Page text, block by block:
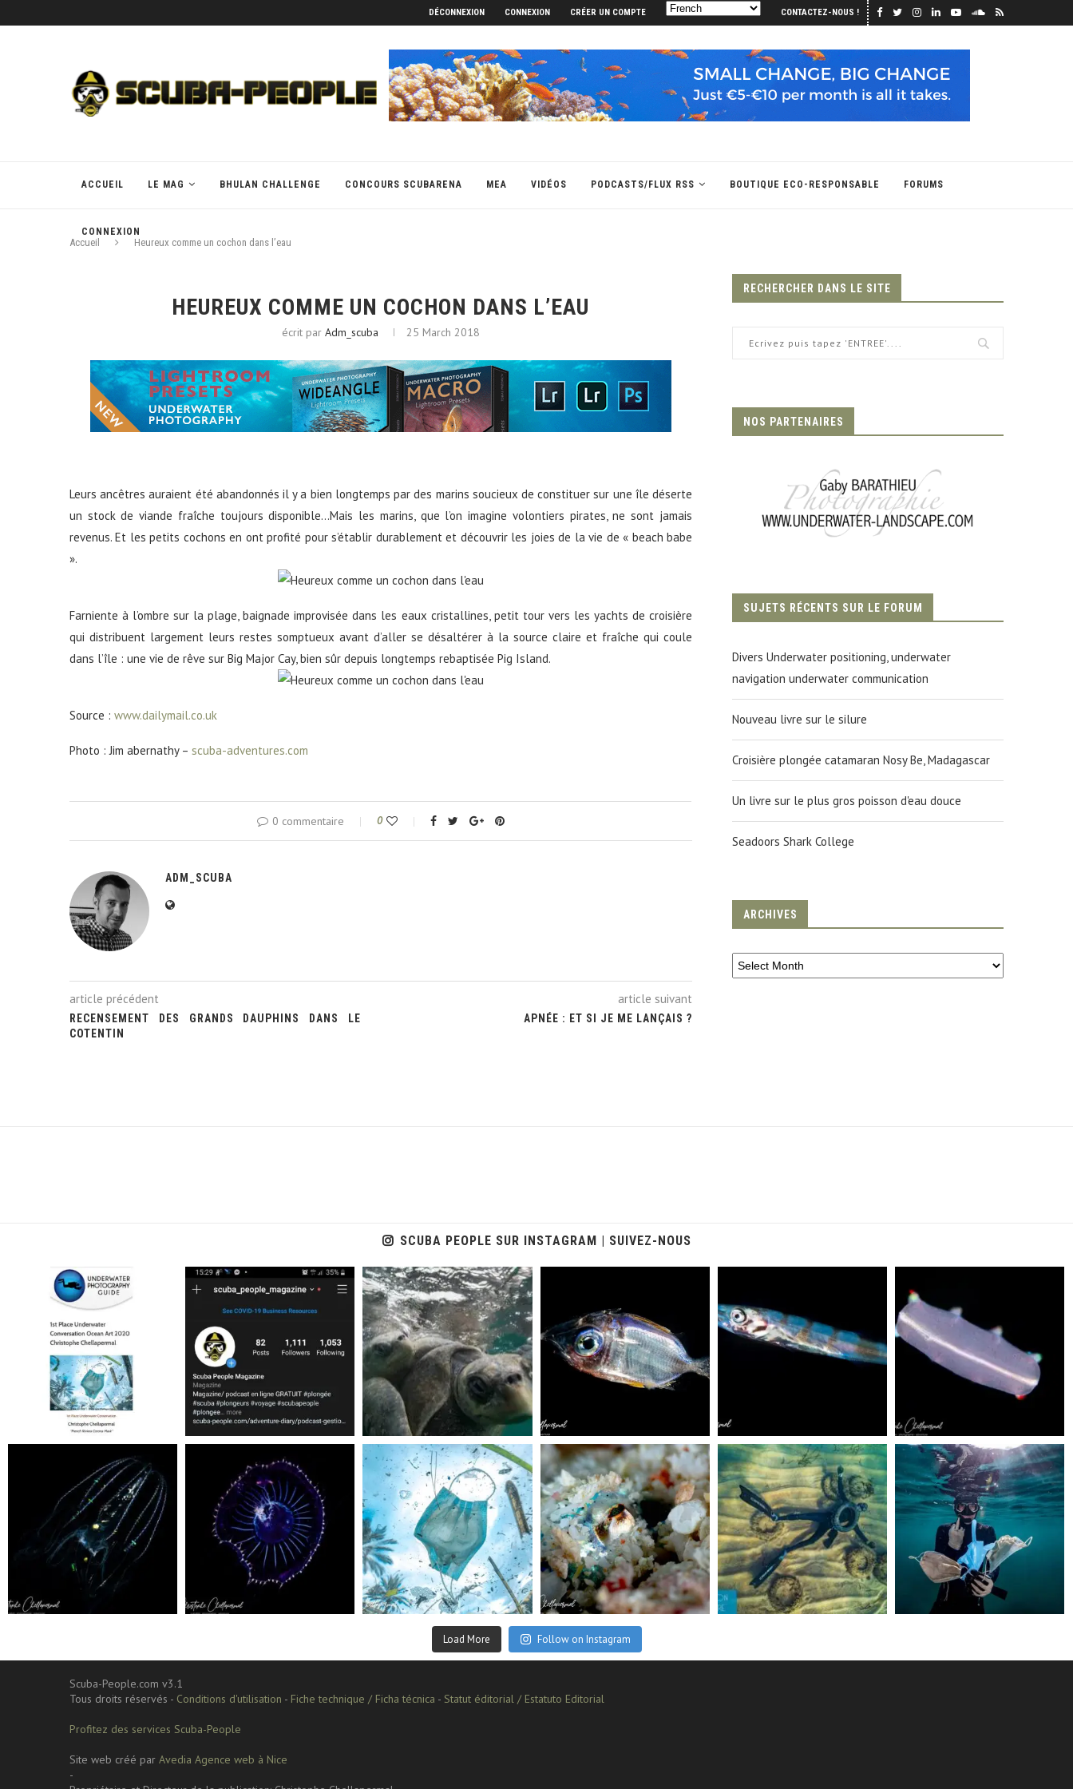
DÉCONNEXION CONNEXION CRÉER UN COMPTE CONTACTEZ-NOUS !
ACCUEIL LE MAG BHULAN CHALLENGE CONCOURS SCUBARENA MEA VIDÉOS PODCASTS/FLUX RSS BOUTIQUE ECO-RESPONSABLE FORUMS
CONNEXION
Accueil Heureux comme un cochon dans l’eau
HEUREUX COMME UN COCHON DANS L’EAU
écrit par Adm_scuba 25 March 2018
Leurs ancêtres auraient été abandonnés il y a bien longtemps par des marins soucieux de constituer sur une île déserte
un stock de viande fraîche toujours disponible…Mais les marins, que l’on imagine volontiers pirates, ne sont jamais
revenus. Et les petits cochons en ont profité pour s’établir durablement et découvrir les joies de la vie de « beach babe
».
Farniente à l’ombre sur la plage, baignade improvisée dans les eaux cristallines, petit tour vers les yachts de croisière
qui distribuent largement leurs restes somptueux avant d’aller se désaltérer à la source claire et fraîche qui coule
dans l’île : une vie de rêve sur Big Major Cay, bien sûr depuis longtemps rebaptisée Pig Island.
Source : www.dailymail.co.uk
Photo : Jim abernathy – scuba-adventures.com
0 commentaire 0
ADM_SCUBA
article précédent
RECENSEMENT DES GRANDS DAUPHINS DANS LE
COTENTIN
article suivant
APNÉE : ET SI JE ME LANÇAIS ?
RECHERCHER DANS LE SITE
NOS PARTENAIRES
SUJETS RÉCENTS SUR LE FORUM
Divers Underwater positioning, underwater
navigation underwater communication
Nouveau livre sur le silure
Croisière plongée catamaran Nosy Be, Madagascar
Un livre sur le plus gros poisson d'eau douce
Seadoors Shark College
ARCHIVES
SCUBA PEOPLE SUR INSTAGRAM | SUIVEZ-NOUS
scuba_people_magazine
Jan 17
scuba_people_magazine
Nov 5
scuba_people_magazine
Nov 5
Sep 24
scuba_people_magazine scuba_people_magazine
Sep 2
scuba_people_magazine
Aug 14
scuba_people_magazine
Jun 15
scuba_people_magazine
May 31
Load More Follow on Instagram
Scuba-People.com v3.1
Tous droits réservés - Conditions d'utilisation - Fiche technique / Ficha técnica - Statut éditorial / Estatuto Editorial
Profitez des services Scuba-People
Site web créé par Avedia Agence web à Nice
-